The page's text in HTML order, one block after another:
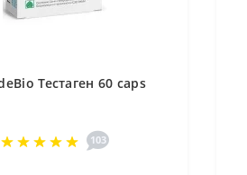
Тестаген 60 caps
103